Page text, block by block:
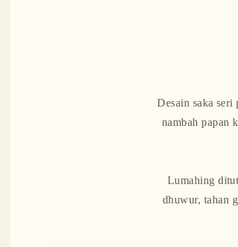
Desain saka
nambah papan
Lumahing
dhuwur, tahan